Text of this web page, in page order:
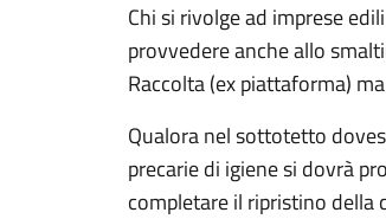
Chi si rivolge ad imprese
provvedere anche allo
Raccolta (ex piattaforma)
Qualora nel sottotetto
precarie di igiene si dovrà
completare il ripristino della